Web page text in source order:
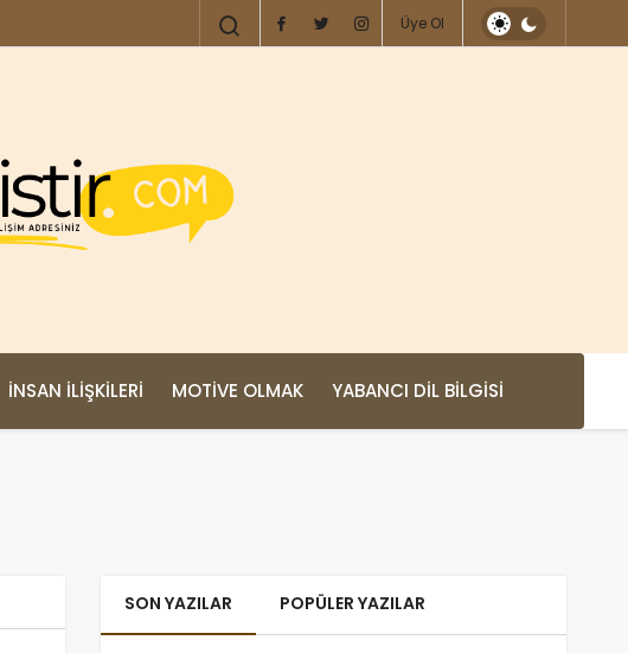
Üye Ol
İNSAN İLIŞKILERI MOTIVE OLMAK YABANCI DIL BILGISI
SON YAZILAR POPÜLER YAZILAR